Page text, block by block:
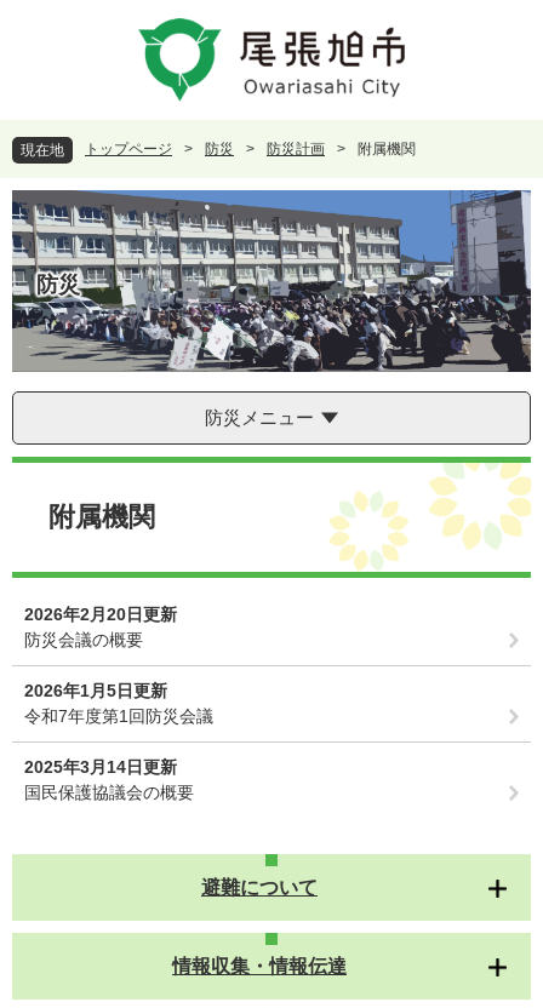
頭
で
す
。
飛
ば
し
て
本
文
へ
現在地 トップページ > 防災 > 防災計画 > 附属機関
防災
防災メニュー
本
附属機関
2026年2月20日更新
防災会議の概要
2026年1月5日更新
令和7年度第1回防災会議
2025年3月14日更新
国民保護協議会の概要
避難について
情報収集・情報伝達